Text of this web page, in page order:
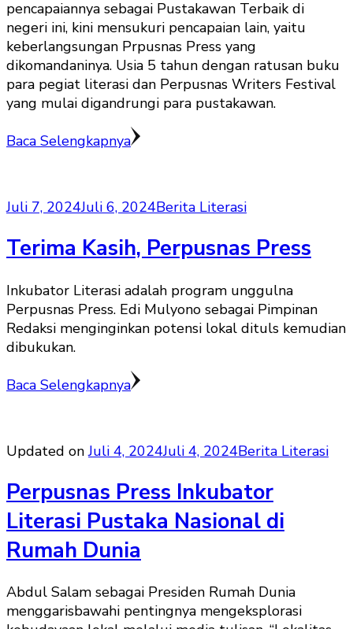
pencapaiannya sebagai Pustakawan Terbaik di
negeri ini, kini mensukuri pencapaian lain, yaitu
keberlangsungan Prpusnas Press yang
dikomandaninya. Usia 5 tahun dengan ratusan buku
para pegiat literasi dan Perpusnas Writers Festival
yang mulai digandrungi para pustakawan.
Baca Selengkapnya
Juli 7, 2024Juli 6, 2024Berita Literasi
Terima Kasih, Perpusnas Press
Inkubator Literasi adalah program unggulna
Perpusnas Press. Edi Mulyono sebagai Pimpinan
Redaksi menginginkan potensi lokal dituls kemudian
dibukukan.
Baca Selengkapnya
Updated onJuli 4, 2024Juli 4, 2024Berita Literasi
Perpusnas Press Inkubator
Literasi Pustaka Nasional di
Rumah Dunia
Abdul Salam sebagai Presiden Rumah Dunia
menggarisbawahi pentingnya mengeksplorasi